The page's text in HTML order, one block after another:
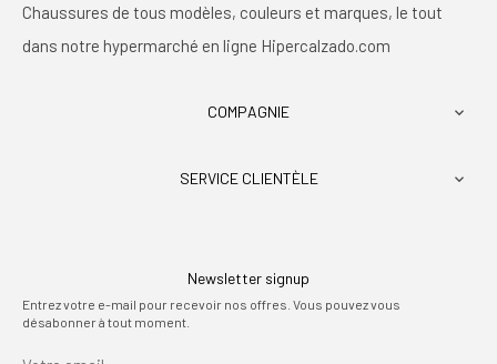
Chaussures de tous modèles, couleurs et marques, le tout
dans notre hypermarché en ligne Hipercalzado.com
COMPAGNIE 
SERVICE CLIENTÈLE 
Newsletter signup
Entrez votre e-mail pour recevoir nos offres. Vous pouvez vous
désabonner à tout moment.